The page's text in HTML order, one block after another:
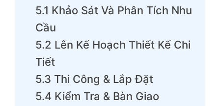
5.1 Khảo Sát Và Phân Tích Nhu
Cầu
5.2 Lên Kế Hoạch Thiết Kế Chi
Tiết
5.3 Thi Công & Lắp Đặt
5.4 Kiểm Tra & Bàn Giao